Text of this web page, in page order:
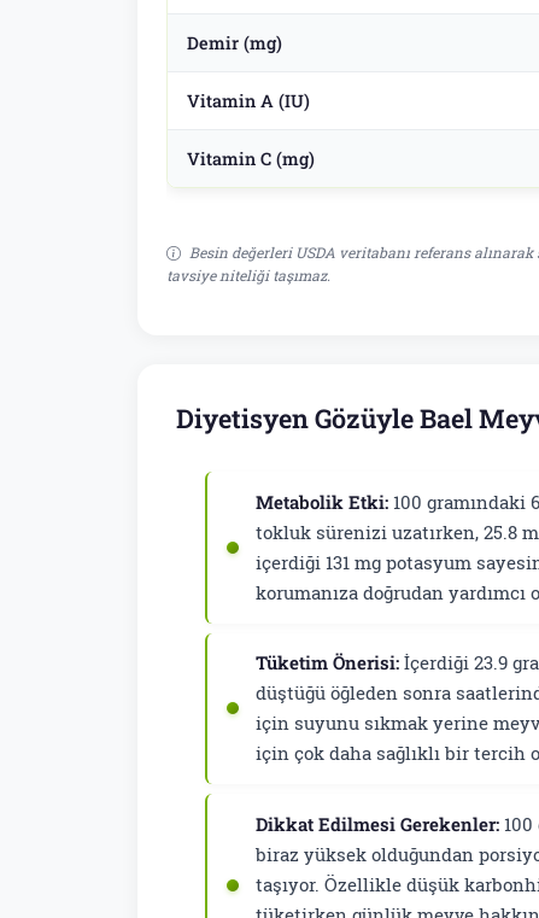
Demir (mg)
Vitamin A (IU)
Vitamin C (mg)
Besin değerleri USDA veritabanı referans
tavsiye niteliği taşımaz.
Diyetisyen Gözüyle Bael
Metabolik Etki: 100
tokluk sürenizi uzatırken, 25.8
içerdiği 131 mg potasyum
korumanıza doğrudan yardımcı
Tüketim Önerisi: İçerdiği 23.9
düştüğü öğleden sonra
için suyunu sıkmak yerine
için çok daha sağlıklı bir tercih
Dikkat Edilmesi Gerekenler:
biraz yüksek olduğundan
taşıyor. Özellikle düşük